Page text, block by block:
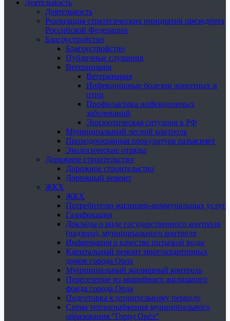
Деятельность
Деятельность
Реализация стратегических инициатив президента
Российской Федерации
Благоустройство
Благоустройство
Публичные слушания
Ветеринария
Ветеринария
Инфекционные болезни животных и
птиц
Профилактика инфекционных
заболеваний
Эпизоотическая ситуация в РФ
Муниципальный лесной контроль
Природоохранная прокуратура разъясняет
Экологические отряды
Дорожное строительство
Дорожное строительство
Дорожный ремонт
ЖКХ
ЖКХ
Потребителю жилищно-коммунальных услуг
Газификация
Доклады о виде государственного контроля
(надзора), муниципального контроля
Информация о качестве питьевой воды
Капитальный ремонт многоквартирных
домов города Орла
Муниципальный жилищный контроль
Переселение из аварийного жилищного
фонда города Орла
Подготовка к отопительному периоду
Схема теплоснабжения муниципального
образования "Город Орёл"